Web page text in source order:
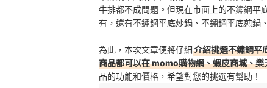
牛排都不成問題。但現在市面上的不鏽鋼
有，還有不鏽鋼平底炒鍋、不鏽鋼平底煎鍋
為此，本次文章便將仔細介紹挑選不鏽鋼平
商品都可以在 momo購物網、蝦皮商城、
品的功能和價格，希望對您的挑選有幫助！